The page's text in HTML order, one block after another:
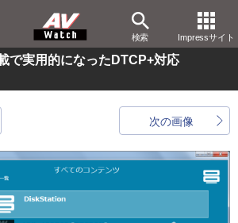
検索 Impressサイト
で実用的になったDTCP+対応
次の画像